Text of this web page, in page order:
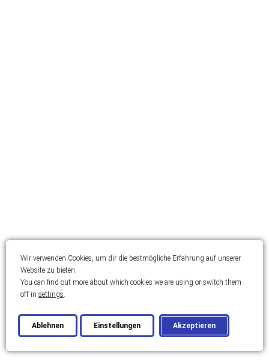
Wir verwenden Cookies, um dir die bestmögliche Erfahrung auf unserer
Website zu bieten.
You can find out more about which cookies we are using or switch them
off in settings.
Akzeptieren
Ablehnen Einstellungen